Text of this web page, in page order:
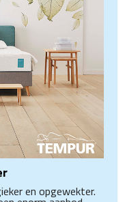
en opgewekter.